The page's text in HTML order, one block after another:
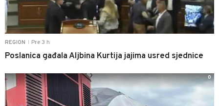
REGION Pre 3 h
Poslanica gađala Aljbina Kurtija jajima usred sjednice
0